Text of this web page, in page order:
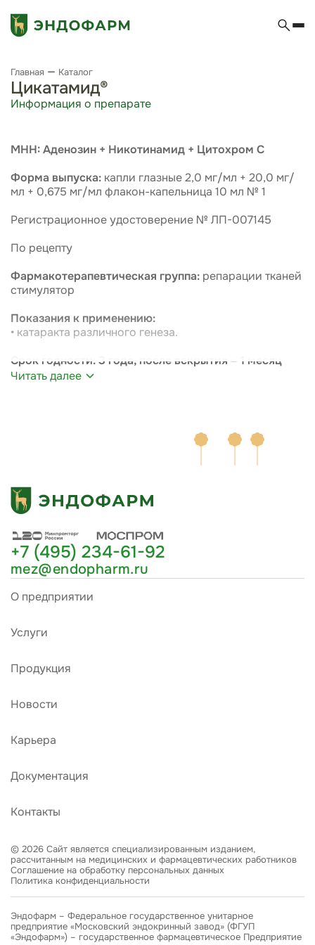
Главная Каталог
Цикатамид®
Информация о препарате
МНН: Аденозин + Никотинамид + Цитохром С
Форма выпуска: капли глазные 2,0 мг/мл + 20,0 мг/
мл + 0,675 мг/мл флакон-капельница 10 мл № 1
Регистрационное удостоверение № ЛП-007145
По рецепту
Фармакотерапевтическая группа: репарации тканей
стимулятор
Показания к применению:
• катаракта различного генеза.
Срок годности: 3 года, после вскрытия – 1 месяц
Читать далее
+7 (495) 234-61-92
mez@endopharm.ru
О предприятии
Услуги
Продукция
Новости
Карьера
Документация
Контакты
© 2026 Сайт является специализированным изданием,
рассчитанным на медицинских и фармацевтических работников
Соглашение на обработку персональных данных
Политика конфиденциальности
Эндофарм – Федеральное государственное унитарное
предприятие «Московский эндокринный завод» (ФГУП
«Эндофарм») – государственное фармацевтическое Предприятие